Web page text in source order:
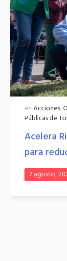
Acciones,
Públicas de Toluca
Acelera
para reducir
7 agosto, 2026